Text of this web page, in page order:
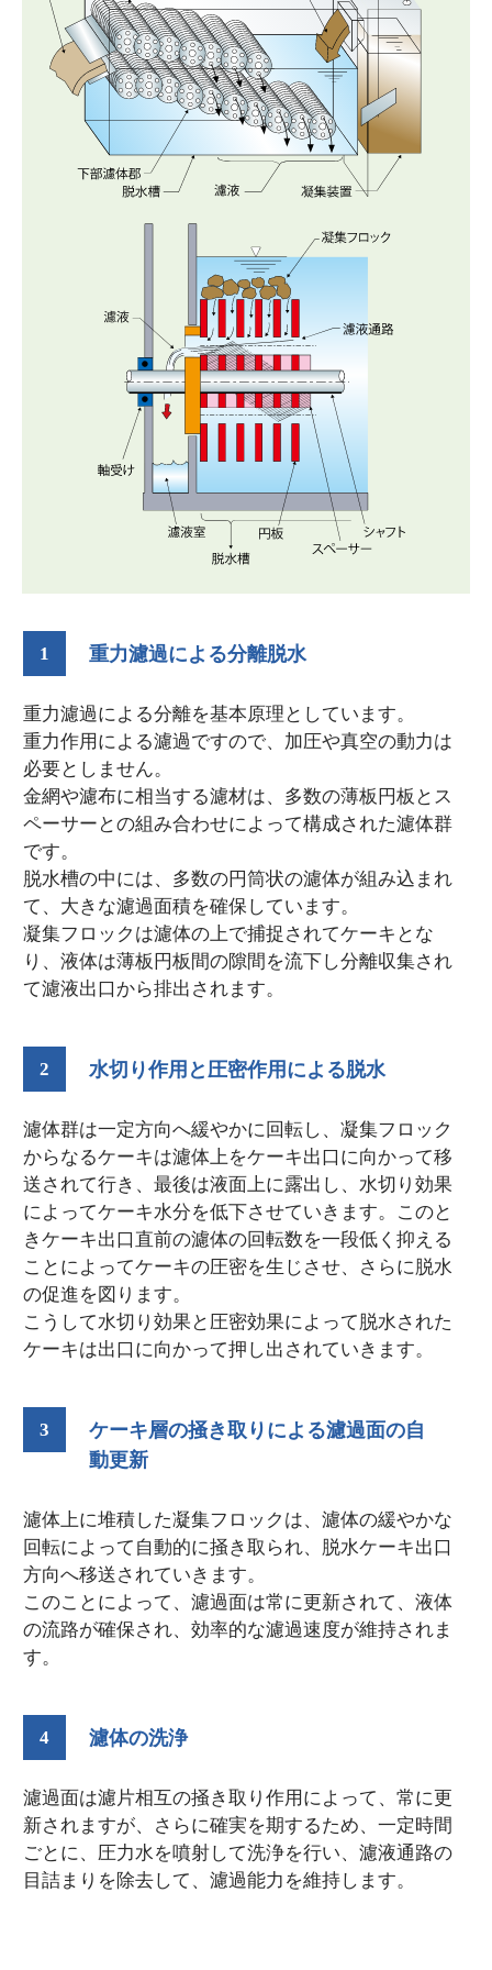
1 重力濾過による分離脱水
重力濾過による分離を基本原理としています。
重力作用による濾過ですので、加圧や真空の動力は
必要としません。
金網や濾布に相当する濾材は、多数の薄板円板とス
ペーサーとの組み合わせによって構成された濾体群
です。
脱水槽の中には、多数の円筒状の濾体が組み込まれ
て、大きな濾過面積を確保しています。
凝集フロックは濾体の上で捕捉されてケーキとな
り、液体は薄板円板間の隙間を流下し分離収集され
て濾液出口から排出されます。
2 水切り作用と圧密作用による脱水
濾体群は一定方向へ緩やかに回転し、凝集フロック
からなるケーキは濾体上をケーキ出口に向かって移
送されて行き、最後は液面上に露出し、水切り効果
によってケーキ水分を低下させていきます。このと
きケーキ出口直前の濾体の回転数を一段低く抑える
ことによってケーキの圧密を生じさせ、さらに脱水
の促進を図ります。
こうして水切り効果と圧密効果によって脱水された
ケーキは出口に向かって押し出されていきます。
3
ケーキ層の掻き取りによる濾過面の自
動更新
濾体上に堆積した凝集フロックは、濾体の緩やかな
回転によって自動的に掻き取られ、脱水ケーキ出口
方向へ移送されていきます。
このことによって、濾過面は常に更新されて、液体
の流路が確保され、効率的な濾過速度が維持されま
す。
4 濾体の洗浄
濾過面は濾片相互の掻き取り作用によって、常に更
新されますが、さらに確実を期するため、一定時間
ごとに、圧力水を噴射して洗浄を行い、濾液通路の
目詰まりを除去して、濾過能力を維持します。